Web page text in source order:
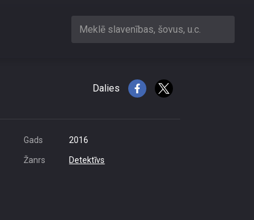
Meklē slavenības, šovus, u.c.
Dalies
Gads 2016
Žanrs Detektīvs